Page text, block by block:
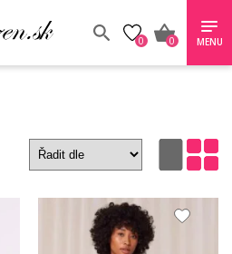
0 0 MENU